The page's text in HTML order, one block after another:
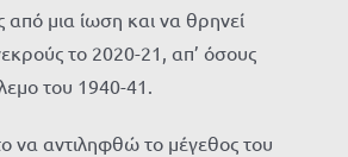
μια ίωση και να θρηνεί
το 2020-21, απ’ όσους
του 1940-41.
να αντιληφθώ το μέγεθος του